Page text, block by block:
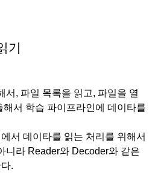
기
서, 파일 목록을 읽고, 파일을 열
서 학습 파이프라인에 데이타를
서 데이타를 읽는 처리를 위해서
니라 Reader와 Decoder와 같은
.